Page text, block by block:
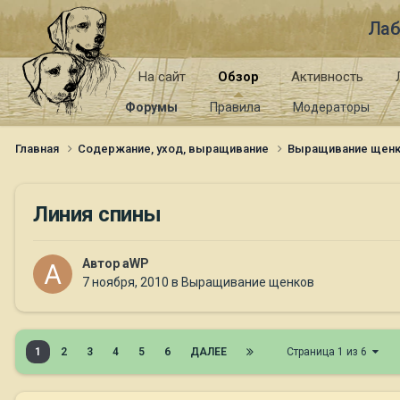
На сайт Обзор
Форумы Правила Модераторы
Активность
Главная Содержание, уход, выращивание Выращивание
Линия спины
АвторaWP
7 ноября, 2010 в Выращивание щенков
1 2 3 4 5 6 ДАЛЕЕ Страница 1 из 6